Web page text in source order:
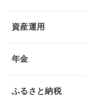
資産運用
年金
ふるさと納税